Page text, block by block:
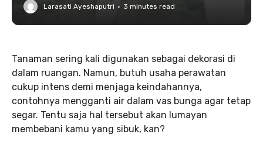
Larasati Ayeshaputri · 3 minutes read
Tanaman sering kali digunakan sebagai dekorasi di
dalam ruangan. Namun, butuh usaha perawatan
cukup intens demi menjaga keindahannya,
contohnya mengganti air dalam vas bunga agar tetap
segar. Tentu saja hal tersebut akan lumayan
membebani kamu yang sibuk, kan?